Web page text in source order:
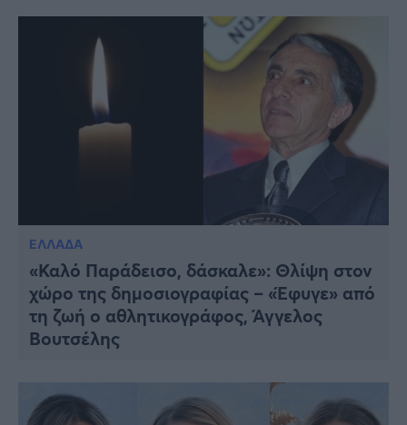
ΕΛΛΑΔΑ
«Καλό Παράδεισο, δάσκαλε»: Θλίψη στον
χώρο της δημοσιογραφίας – «Έφυγε» από
τη ζωή ο αθλητικογράφος, Άγγελος
Βουτσέλης